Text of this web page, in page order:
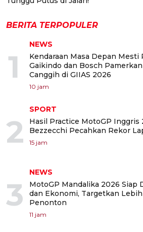
BERITA TERPOPULER
1
NEWS
Kendaraan Masa Depan Mesti
Gaikindo dan Bosch
Canggih di GIIAS 2026
10 jam
2
SPORT
Hasil Practice MotoGP Inggris
Bezzecchi Pecahkan Rekor
15 jam
3
NEWS
MotoGP Mandalika 2026 Siap
dan Ekonomi, Targetkan Lebih
Penonton
11 jam